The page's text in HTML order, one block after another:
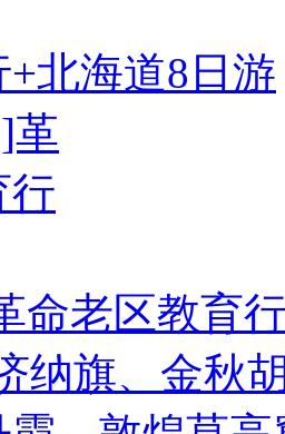
北海道8日游
命老区教育